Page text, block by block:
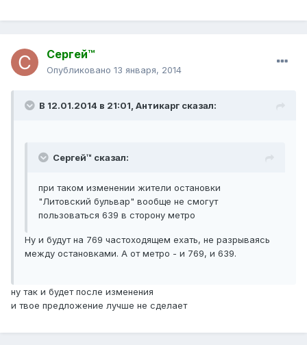
Сергей™
Опубликовано 13 января, 2014
В 12.01.2014 в 21:01, Антикарг сказал:
Сергей™ сказал:
при таком изменении жители остановки
"Литовский бульвар" вообще не смогут
пользоваться 639 в сторону метро
Ну и будут на 769 частоходящем ехать, не разрываясь
между остановками. А от метро - и 769, и 639.
ну так и будет после изменения
и твое предложение лучше не сделает